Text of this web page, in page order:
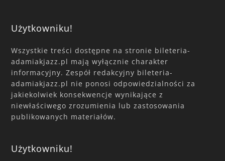
Użytkowniku!
Wszystkie treści dostępne na stronie bileteria-
adamiakjazz.pl mają wyłącznie charakter
informacyjny. Zespół redakcyjny bileteria-
adamiakjazz.pl nie ponosi odpowiedzialności za
jakiekolwiek konsekwencje wynikające z
niewłaściwego zrozumienia lub zastosowania
publikowanych materiałów.
Użytkowniku!